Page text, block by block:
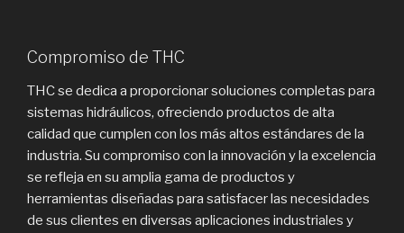
Compromiso de THC
THC se dedica a proporcionar soluciones completas para
sistemas hidráulicos, ofreciendo productos de alta
calidad que cumplen con los más altos estándares de la
industria. Su compromiso con la innovación y la excelencia
se refleja en su amplia gama de productos y
herramientas diseñadas para satisfacer las necesidades
de sus clientes en diversas aplicaciones industriales y